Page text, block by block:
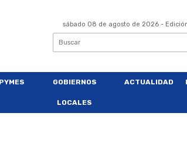
sábado 08 de agosto de 2026 -
PYMES GOBIERNOS
LOCALES
ACTUALIDAD